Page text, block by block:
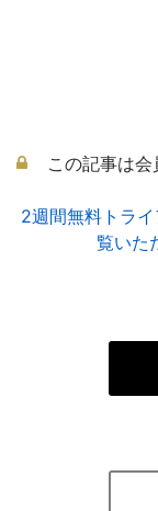
この記事は
2週間無料トラ
覧いた